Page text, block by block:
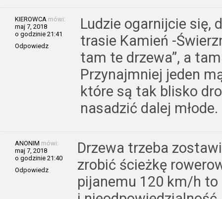
KIEROWCA mówi:
maj 7, 2018
o godzinie 21:41
Odpowiedz
Ludzie ogarnijcie się,
trasie Kamień -
tam te drzewa”, a
Przynajmniej jeden
które są tak blisko
nasadzić dalej
ANONIM mówi:
maj 7, 2018
o godzinie 21:40
Odpowiedz
Drzewa trzeba
zrobić ścieżkę
pijanemu 120 km/h to